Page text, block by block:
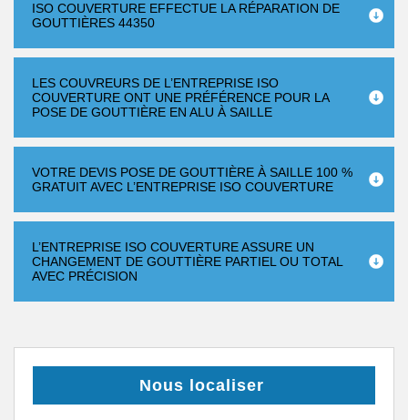
ISO COUVERTURE EFFECTUE LA RÉPARATION DE
GOUTTIÈRES 44350
LES COUVREURS DE L’ENTREPRISE ISO
COUVERTURE ONT UNE PRÉFÉRENCE POUR LA
POSE DE GOUTTIÈRE EN ALU À SAILLE
VOTRE DEVIS POSE DE GOUTTIÈRE À SAILLE 100 %
GRATUIT AVEC L’ENTREPRISE ISO COUVERTURE
L’ENTREPRISE ISO COUVERTURE ASSURE UN
CHANGEMENT DE GOUTTIÈRE PARTIEL OU TOTAL
AVEC PRÉCISION
Nous localiser